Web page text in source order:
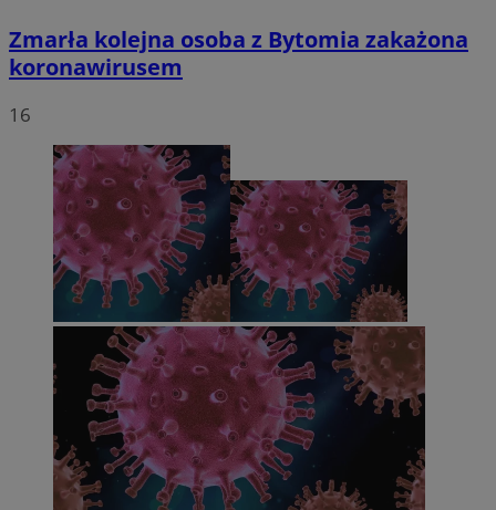
Zmarła kolejna osoba z Bytomia zakażona
koronawirusem
16